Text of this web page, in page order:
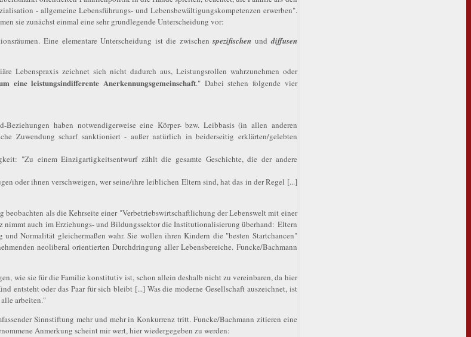
- allgemeine Lebensführungs- und Lebensbewältigungskompetenzen erwerben".
sie zunächst einmal eine sehr grundlegende Unterscheidung vor:
Eine elementare Unterscheidung ist die zwischenspezifischen unddiffusen
Lebenspraxis zeichnet sich nicht dadurch aus, Leistungsrollen wahrzunehmen oder
leistungsindifferente Anerkennungsgemeinschaft." Dabei stehen folgende vier
haben notwendigerweise eine Körper- bzw. Leibbasis (in allen anderen
Zuwendung scharf sanktioniert - außer natürlich in beiderseitig erklärten/gelebten
"Zu einem Einzigartigkeitsentwurf zählt die gesamte Geschichte, die der andere
oder ihnen verschweigen, wer seine/ihre leiblichen Eltern sind, hat das in der Regel [...]
als die Kehrseite einer "Verbetriebswirtschaftlichung der Lebenswelt mit einer
nimmt auch im Erziehungs- und Bildungssektor die Institutionalisierung überhand: Eltern
Normalität gleichermaßen wahr. Sie wollen ihren Kindern die "besten Startchancen"
neoliberal orientierten Durchdringung aller Lebensbereiche. Funcke/Bachmann
wie sie für die Familie konstitutiv ist, schon allein deshalb nicht zu vereinbaren, da hier
entsteht oder das Paar für sich bleibt [...] Was die moderne Gesellschaft auszeichnet, ist
arbeiten."
Sinnstiftung mehr und mehr in Konkurrenz tritt. Funcke/Bachmann zitieren eine
Anmerkung scheint mir wert, hier wiedergegeben zu werden: